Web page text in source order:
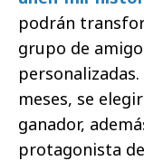
podrán
grupo de
meses, se
ganador,
protagonista